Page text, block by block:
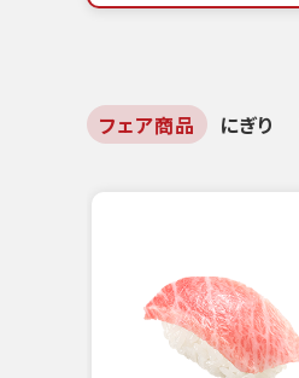
フェア商品 にぎり